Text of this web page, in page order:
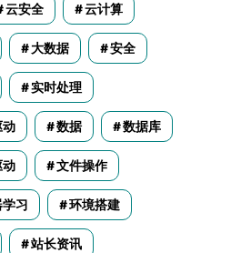
云安全 云计算
大数据 安全
实时处理
动 数据 数据库
动 文件操作
习 环境搭建
站长资讯